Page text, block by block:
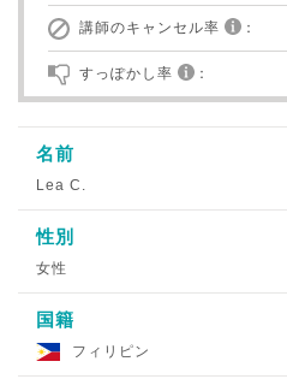
講師のキャンセル率 ：
すっぽかし率 ：
名前
Lea C.
性別
女性
国籍
フィリピン